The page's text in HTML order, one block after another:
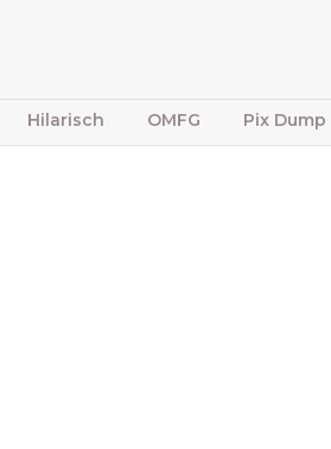
Hilarisch OMFG Pix Dump